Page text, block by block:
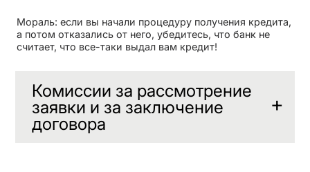
Мораль: если вы начали процедуру получения кредита,
а потом отказались от него, убедитесь, что банк не
считает, что все-таки выдал вам кредит!
Комиссии за рассмотрение
заявки и за заключение
договора